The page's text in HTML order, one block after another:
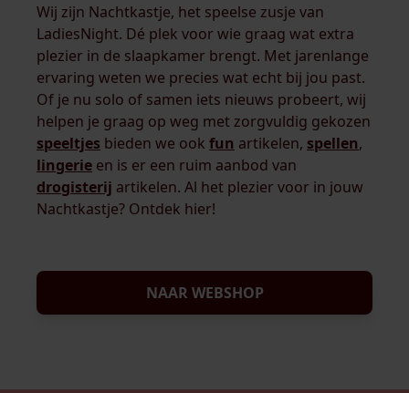
Wij zijn Nachtkastje, het speelse zusje van
LadiesNight. Dé plek voor wie graag wat extra
plezier in de slaapkamer brengt. Met jarenlange
ervaring weten we precies wat echt bij jou past.
Of je nu solo of samen iets nieuws probeert, wij
helpen je graag op weg met zorgvuldig gekozen
speeltjes bieden we ook fun artikelen, spellen,
lingerie en is er een ruim aanbod van
drogisterij artikelen. Al het plezier voor in jouw
Nachtkastje? Ontdek hier!
NAAR WEBSHOP